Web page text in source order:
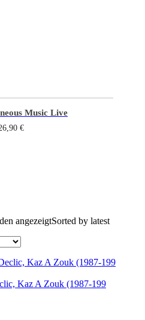
Music Live
€
angezeigtSorted by latest
Kaz A Zouk (1987-199